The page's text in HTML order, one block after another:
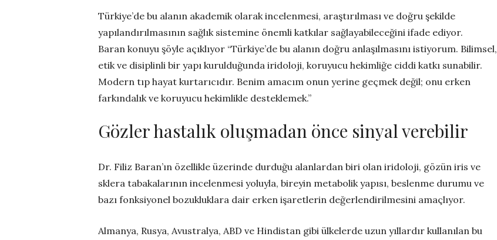
Türkiye’de bu alanın akademik olarak incelenmesi, araştırılması ve doğru şekilde
yapılandırılmasının sağlık sistemine önemli katkılar sağlayabileceğini ifade ediyor.
Baran konuyu şöyle açıklıyor “Türkiye’de bu alanın doğru anlaşılmasını istiyorum. Bilimsel,
etik ve disiplinli bir yapı kurulduğunda iridoloji, koruyucu hekimliğe ciddi katkı sunabilir.
Modern tıp hayat kurtarıcıdır. Benim amacım onun yerine geçmek değil; onu erken
farkındalık ve koruyucu hekimlikle desteklemek.”
Gözler hastalık oluşmadan önce sinyal verebilir
Dr. Filiz Baran’ın özellikle üzerinde durduğu alanlardan biri olan iridoloji, gözün iris ve
sklera tabakalarının incelenmesi yoluyla, bireyin metabolik yapısı, beslenme durumu ve
bazı fonksiyonel bozukluklara dair erken işaretlerin değerlendirilmesini amaçlıyor.
Almanya, Rusya, Avustralya, ABD ve Hindistan gibi ülkelerde uzun yıllardır kullanılan bu